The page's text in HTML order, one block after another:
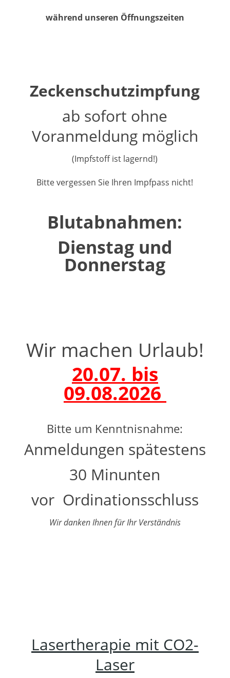
während unseren Öffnungszeiten
Zeckenschutzimpfung
ab sofort ohne
Voranmeldung möglich
(Impfstoff ist lagernd!)
Bitte vergessen Sie Ihren Impfpass nicht!
Blutabnahmen:
Dienstag und
Donnerstag
Wir machen Urlaub!
20.07. bis
09.08.2026
Bitte um Kenntnisnahme:
Anmeldungen spätestens
30 Minunten
vor Ordinationsschluss
Wir danken Ihnen für Ihr Verständnis
Lasertherapie mit CO2-
Laser